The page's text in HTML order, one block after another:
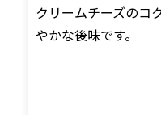
クリームチーズのコ
やかな後味です。